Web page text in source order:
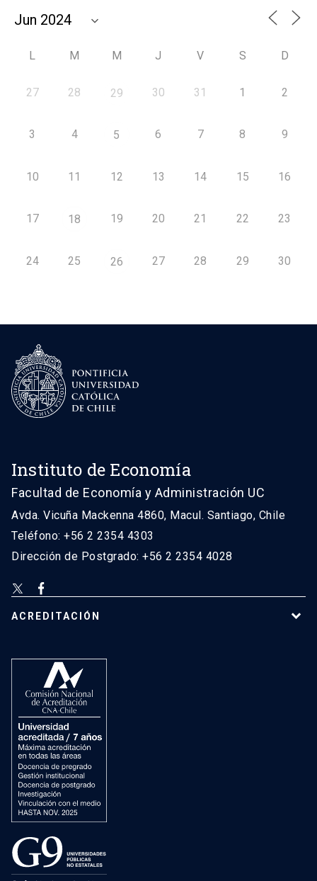
L M M J V S D
27 28 29 30 31 1 2
3 4 5 6 7 8 9
10 11 12 13 14 15 16
17 18 19 20 21 22 23
24 25 26 27 28 29 30
Instituto de Economía
Facultad de Economía y Administración UC
Avda. Vicuña Mackenna 4860, Macul. Santiago, Chile
Teléfono: +56 2 2354 4303
Dirección de Postgrado: +56 2 2354 4028
ACREDITACIÓN